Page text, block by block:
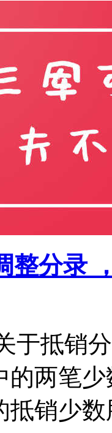
整分录
于抵销
的两笔
抵销少